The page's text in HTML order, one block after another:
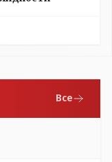
Все